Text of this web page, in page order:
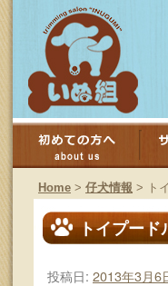
Home > 仔犬情報 > ト
トイプー
投稿日: 2013年3月6